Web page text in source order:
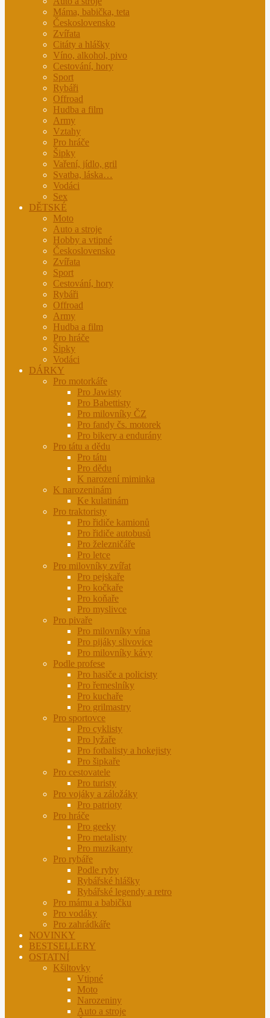
Máma, babička, teta
Československo
Zvířata
Citáty a hlášky
Víno, alkohol, pivo
Cestování, hory
Sport
Rybáři
Offroad
Hudba a film
Army
Vztahy
Pro hráče
Šipky
Vaření, jídlo, gril
Svatba, láska…
Vodáci
Sex
DĚTSKÉ
Moto
Auto a stroje
Hobby a vtipné
Československo
Zvířata
Sport
Cestování, hory
Rybáři
Offroad
Army
Hudba a film
Pro hráče
Šipky
Vodáci
DÁRKY
Pro motorkáře
Pro Jawisty
Pro Babettisty
Pro milovníky ČZ
Pro fandy čs. motorek
Pro bikery a endurány
Pro tátu a dědu
Pro tátu
Pro dědu
K narození miminka
K narozeninám
Ke kulatinám
Pro traktoristy
Pro řidiče kamionů
Pro řidiče autobusů
Pro železničáře
Pro letce
Pro milovníky zvířat
Pro pejskaře
Pro kočkaře
Pro koňaře
Pro myslivce
Pro pivaře
Pro milovníky vína
Pro pijáky slivovice
Pro milovníky kávy
Podle profese
Pro hasiče a policisty
Pro řemeslníky
Pro kuchaře
Pro grilmastry
Pro sportovce
Pro cyklisty
Pro lyžaře
Pro fotbalisty a hokejisty
Pro šipkaře
Pro cestovatele
Pro turisty
Pro vojáky a záložáky
Pro patrioty
Pro hráče
Pro geeky
Pro metalisty
Pro muzikanty
Pro rybáře
Podle ryby
Rybářské hlášky
Rybářské legendy a retro
Pro mámu a babičku
Pro vodáky
Pro zahrádkáře
NOVINKY
BESTSELLERY
OSTATNÍ
Kšiltovky
Vtipné
Moto
Narozeniny
Auto a stroje